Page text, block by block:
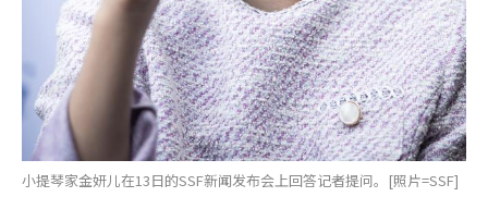
小提琴家金妍儿在13日的SSF新闻发布会上回答记者提问。[照片=SSF]